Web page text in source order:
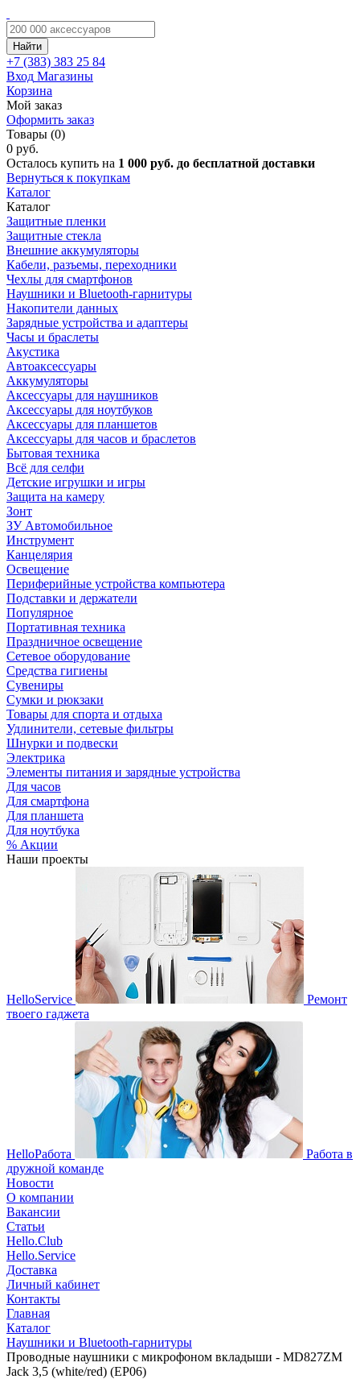
Найти
+7 (383) 383 25 84
Вход Магазины
Корзина
Мой заказ
Оформить заказ
Товары (0)
0 руб.
Осталось купить на 1 000 руб. до бесплатной доставки
Вернуться к покупкам
Каталог
Каталог
Защитные пленки
Защитные стекла
Внешние аккумуляторы
Кабели, разъемы, переходники
Чехлы для смартфонов
Наушники и Bluetooth-гарнитуры
Накопители данных
Зарядные устройства и адаптеры
Часы и браслеты
Акустика
Автоаксессуары
Аккумуляторы
Аксессуары для наушников
Аксессуары для ноутбуков
Аксессуары для планшетов
Аксессуары для часов и браслетов
Бытовая техника
Всё для селфи
Детские игрушки и игры
Защита на камеру
Зонт
ЗУ Автомобильное
Инструмент
Канцелярия
Освещение
Периферийные устройства компьютера
Подставки и держатели
Популярное
Портативная техника
Праздничное освещение
Сетевое оборудование
Средства гигиены
Сувениры
Сумки и рюкзаки
Товары для спорта и отдыха
Удлинители, сетевые фильтры
Шнурки и подвески
Электрика
Элементы питания и зарядные устройства
Для часов
Для смартфона
Для планшета
Для ноутбука
% Акции
Наши проекты
HelloService
Ремонт
твоего гаджета
HelloРабота
Работа в
дружной команде
Новости
О компании
Вакансии
Статьи
Hello.Club
Hello.Service
Доставка
Личный кабинет
Контакты
Главная
Каталог
Наушники и Bluetooth-гарнитуры
Проводные наушники с микрофоном вкладыши - MD827ZM
Jack 3,5 (white/red) (EP06)